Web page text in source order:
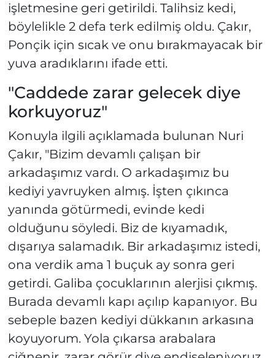
işletmesine geri getirildi. Talihsiz kedi,
böylelikle 2 defa terk edilmiş oldu. Çakır,
Ponçik için sıcak ve onu bırakmayacak bir
yuva aradıklarını ifade etti.
"Caddede zarar gelecek diye
korkuyoruz"
Konuyla ilgili açıklamada bulunan Nuri
Çakır, "Bizim devamlı çalışan bir
arkadaşımız vardı. O arkadaşımız bu
kediyi yavruyken almış. İşten çıkınca
yanında götürmedi, evinde kedi
olduğunu söyledi. Biz de kıyamadık,
dışarıya salamadık. Bir arkadaşımız istedi,
ona verdik ama 1 buçuk ay sonra geri
getirdi. Galiba çocuklarının alerjisi çıkmış.
Burada devamlı kapı açılıp kapanıyor. Bu
sebeple bazen kediyi dükkanın arkasına
koyuyorum. Yola çıkarsa arabalara